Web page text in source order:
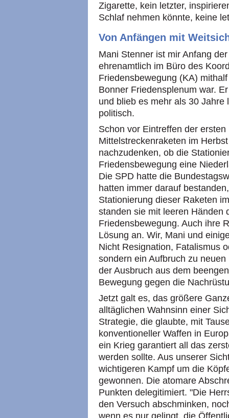
Zigarette, kein letzter,
Schlaf nehmen könnte, keine
Von Anfängen mit
Mani Stenner ist mir Anfang
ehrenamtlich im Büro des
Friedensbewegung (KA)
Bonner Friedensplenum war.
und blieb es mehr als 30
politisch.
Schon vor Eintreffen der
Mittelstreckenraketen im
nachzudenken, ob die
Friedensbewegung eine
Die SPD hatte die
hatten immer darauf
Stationierung dieser Raketen
standen sie mit leeren Händen
Friedensbewegung. Auch ihre
Lösung an. Wir, Mani und
Nicht Resignation, Fatalismus
sondern ein Aufbruch zu
der Ausbruch aus dem
Bewegung gegen die
Jetzt galt es, das größere
alltäglichen Wahnsinn einer
Strategie, die glaubte, mit
konventioneller Waffen in
ein Krieg garantiert all das
werden sollte. Aus unserer
wichtigeren Kampf um die
gewonnen. Die atomare
Punkten delegitimiert. "Die
den Versuch abschminken,
wenn es nur gelingt, die